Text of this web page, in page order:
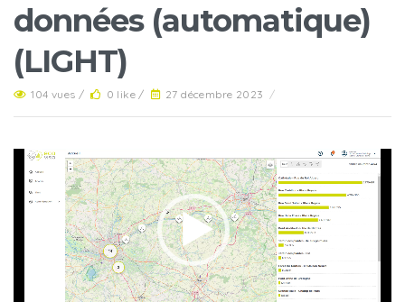
données (automatique)
(LIGHT)
104 vues / 0 like / 27 décembre 2023 /
Lecteur
vidéo